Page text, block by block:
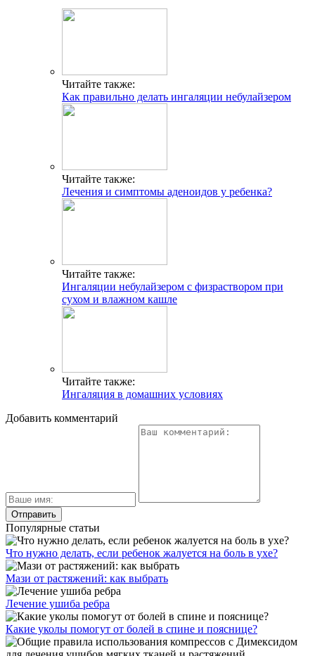
Читайте также:
Как правильно делать ингаляции небулайзером
Читайте также:
Лечения и симптомы аденоидов у ребенка?
Читайте также:
Ингаляции небулайзером с физраствором при
сухом и влажном кашле
Читайте также:
Ингаляция в домашних условиях
Добавить комментарий
Популярные статьи
Что нужно делать, если ребенок жалуется на боль в ухе?
Мази от растяжений: как выбрать
Лечение ушиба ребра
Какие уколы помогут от болей в спине и пояснице?